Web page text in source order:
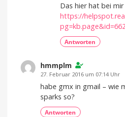
Das hier hat bei
https://
pg=kb.page&id=662
Antworten
hmmplm
27. Februar 2016 um 07:14 Uhr
habe gmx in gmail – wie
sparks so?
Antworten